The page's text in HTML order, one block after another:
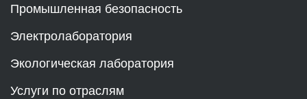
Промышленная безопасность
Электролаборатория
Экологическая лаборатория
Услуги по отраслям